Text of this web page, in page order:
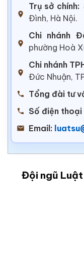
Trụ sở chính:
Đình, Hà Nội.
Chi nhánh
phường Hoà
Chi nhánh
Đức Nhuận,
Tổng đài tư
Số điện thoại
Email:
Đội ngũ Luật